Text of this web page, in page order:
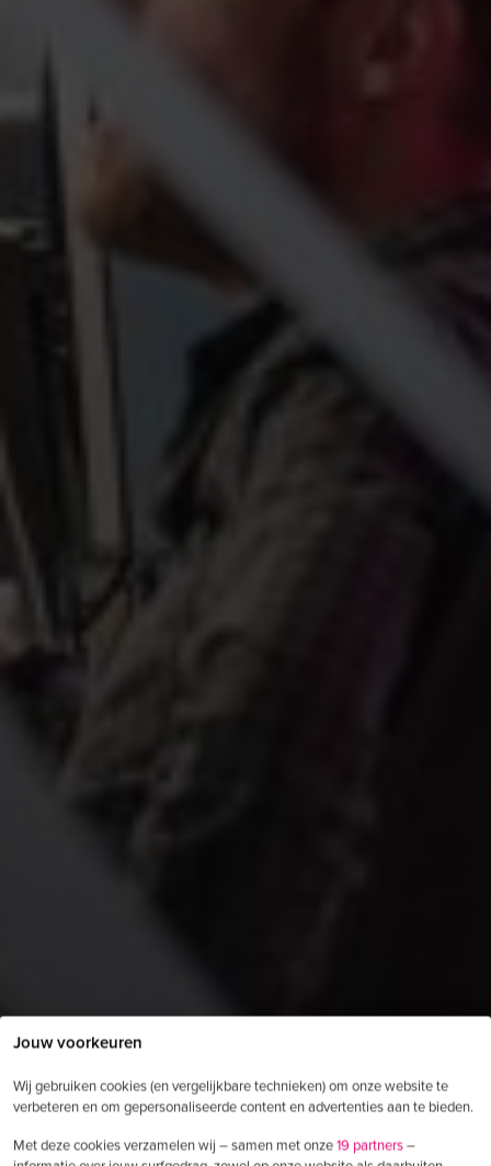
Jouw voorkeuren
Wij gebruiken cookies (en vergelijkbare technieken) om onze website te
verbeteren en om gepersonaliseerde content en advertenties aan te bieden.
Met deze cookies verzamelen wij – samen met onze19 partners–